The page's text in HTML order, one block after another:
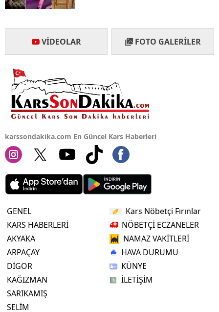
VIDEOLAR FOTO GALERILER
karssondakika.com En Güncel Kars Haberleri
GENEL
KARS HABERLERİ
AKYAKA
ARPAÇAY
DİGOR
KAĞIZMAN
SARIKAMIŞ
SELİM
Kars Nöbetçi Fırınlar
NÖBETÇİ ECZANELER
NAMAZ VAKİTLERİ
HAVA DURUMU
KÜNYE
İLETİŞİM